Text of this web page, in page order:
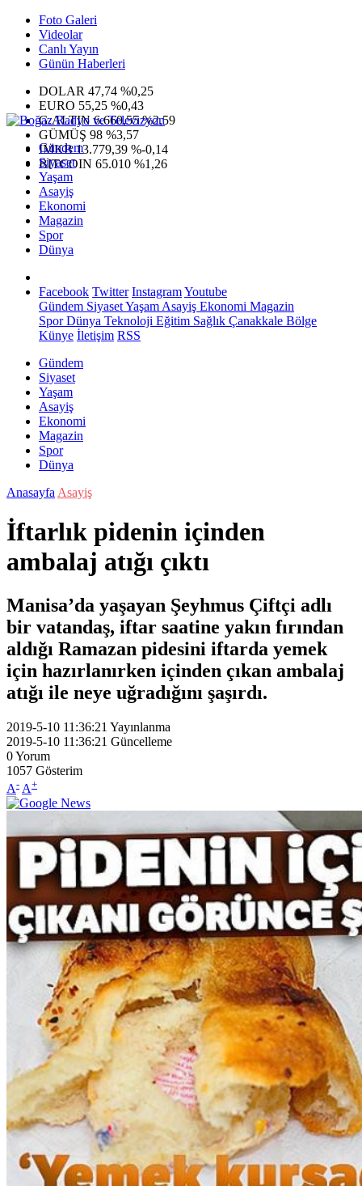
Foto Galeri
Videolar
Canlı Yayın
Günün Haberleri
DOLAR 47,74 %0,25
EURO 55,25 %0,43
G.ALTIN6.660,55 %2,59
GÜMÜŞ 98 %3,57
IMKB13.779,39 %-0,14
BITCOIN 65.010 %1,26
Gündem
Siyaset
Yaşam
Asayiş
Ekonomi
Magazin
Spor
Dünya
Facebook Twitter InstagramYoutube
Gündem SiyasetYaşam Asayiş Ekonomi Magazin
SporDünya Teknoloji Eğitim Sağlık Çanakkale Bölge
Künye İletişim RSS
Gündem
Siyaset
Yaşam
Asayiş
Ekonomi
Magazin
Spor
Dünya
Anasayfa Asayiş
İftarlık pidenin içinden
ambalaj atığı çıktı
Manisa’da yaşayan Şeyhmus Çiftçi adlı
bir vatandaş, iftar saatine yakın fırından
aldığı Ramazan pidesini iftarda yemek
için hazırlanırken içinden çıkan ambalaj
atığı ile neye uğradığını şaşırdı.
2019-5-10 11:36:21 Yayınlanma
2019-5-10 11:36:21 Güncelleme
0Yorum
1057 Gösterim
A- A+